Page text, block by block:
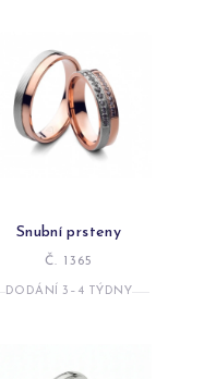
Snubní prsteny
Č. 1365
DODÁNÍ 3–4 TÝDNY